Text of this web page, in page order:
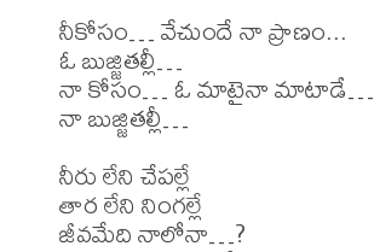
నీకోసం… వేచుందే నా ప్రాణం...
ఓ బుజ్జితల్లీ…
నా కోసం… ఓ మాటైనా మాటాడే…
నా బుజ్జితల్లీ…
నీరు లేని చేపల్లే
తార లేని నింగల్లే
జీవమేది నాలోనా…?